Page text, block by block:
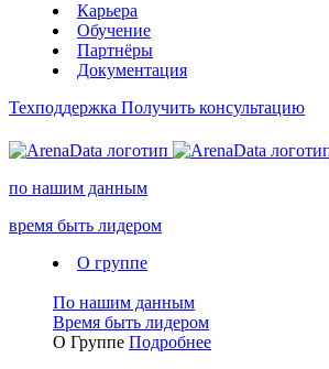
Карьера
Обучение
Партнёры
Документация
Техподдержка Получить консультацию
по нашим данным
время быть лидером
О группе
По нашим данным
Время быть лидером
О Группе Подробнее